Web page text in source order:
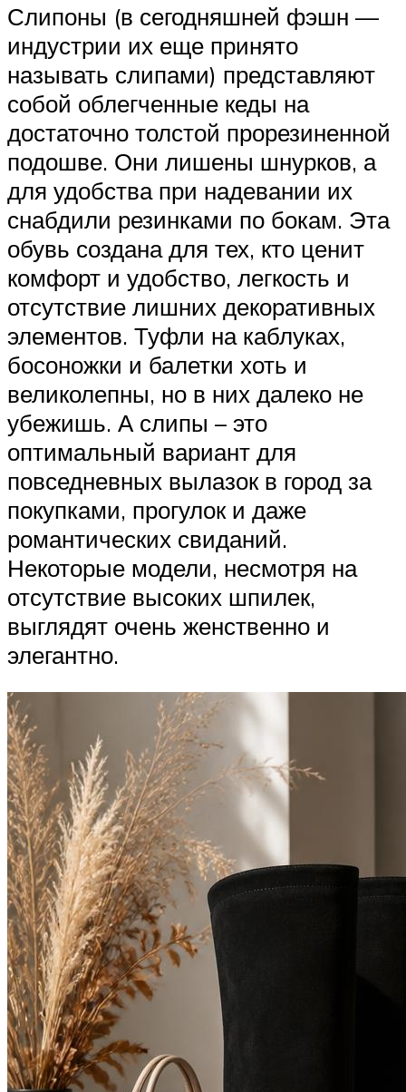
Слипоны (в сегодняшней фэшн —
индустрии их еще принято
называть слипами) представляют
собой облегченные кеды на
достаточно толстой прорезиненной
подошве. Они лишены шнурков, а
для удобства при надевании их
снабдили резинками по бокам. Эта
обувь создана для тех, кто ценит
комфорт и удобство, легкость и
отсутствие лишних декоративных
элементов. Туфли на каблуках,
босоножки и балетки хоть и
великолепны, но в них далеко не
убежишь. А слипы – это
оптимальный вариант для
повседневных вылазок в город за
покупками, прогулок и даже
романтических свиданий.
Некоторые модели, несмотря на
отсутствие высоких шпилек,
выглядят очень женственно и
элегантно.